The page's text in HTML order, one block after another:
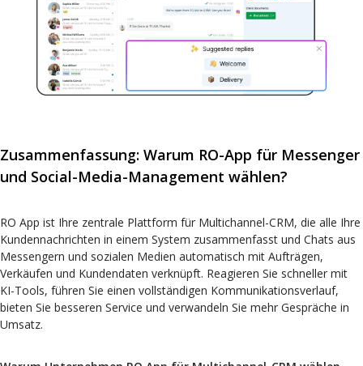
Zusammenfassung: Warum RO-App für Messenger
und Social-Media-Management wählen?
RO App ist Ihre zentrale Plattform für Multichannel-CRM, die alle Ihre
Kundennachrichten in einem System zusammenfasst und Chats aus
Messengern und sozialen Medien automatisch mit Aufträgen,
Verkäufen und Kundendaten verknüpft. Reagieren Sie schneller mit
KI-Tools, führen Sie einen vollständigen Kommunikationsverlauf,
bieten Sie besseren Service und verwandeln Sie mehr Gespräche in
Umsatz.